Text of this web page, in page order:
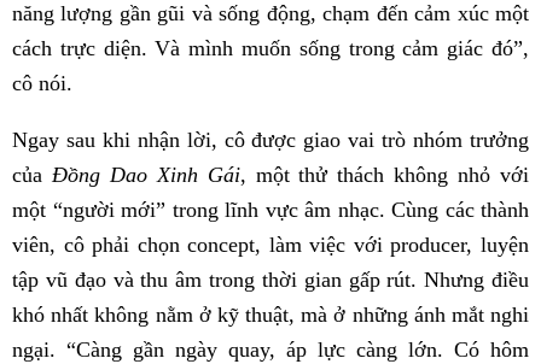
năng lượng gần gũi và sống động, chạm đến cảm xúc một
cách trực diện. Và mình muốn sống trong cảm giác đó”,
cô nói.
Ngay sau khi nhận lời, cô được giao vai trò nhóm trưởng
của Đồng Dao Xinh Gái, một thử thách không nhỏ với
một “người mới” trong lĩnh vực âm nhạc. Cùng các thành
viên, cô phải chọn concept, làm việc với producer, luyện
tập vũ đạo và thu âm trong thời gian gấp rút. Nhưng điều
khó nhất không nằm ở kỹ thuật, mà ở những ánh mắt nghi
ngại. “Càng gần ngày quay, áp lực càng lớn. Có hôm